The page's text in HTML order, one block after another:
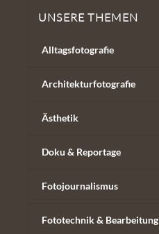
UNSERE THEMEN
Alltagsfotografie
Architekturfotografie
Ästhetik
Doku & Reportage
Fotojournalismus
Fototechnik & Bearbeitung